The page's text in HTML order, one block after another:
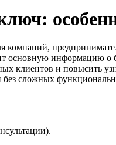
основную информацию
клиентов и повысить
без сложных